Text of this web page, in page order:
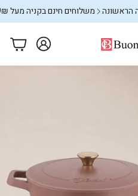
משלוחים חינם בקניה מעל 599₪